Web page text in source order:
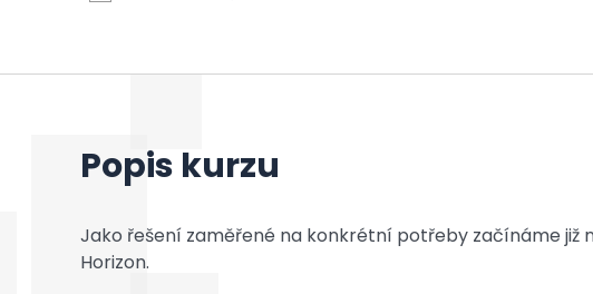
Popis kurzu
Jako řešení zaměřené na konkrétní potřeby začínáme
Horizon.